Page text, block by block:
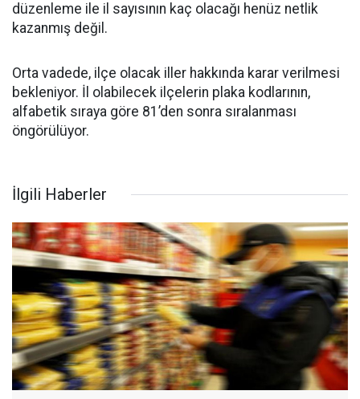
düzenleme ile il sayısının kaç olacağı henüz netlik
kazanmış değil.
Orta vadede, ilçe olacak iller hakkında karar verilmesi
bekleniyor. İl olabilecek ilçelerin plaka kodlarının,
alfabetik sıraya göre 81’den sonra sıralanması
öngörülüyor.
İlgili Haberler